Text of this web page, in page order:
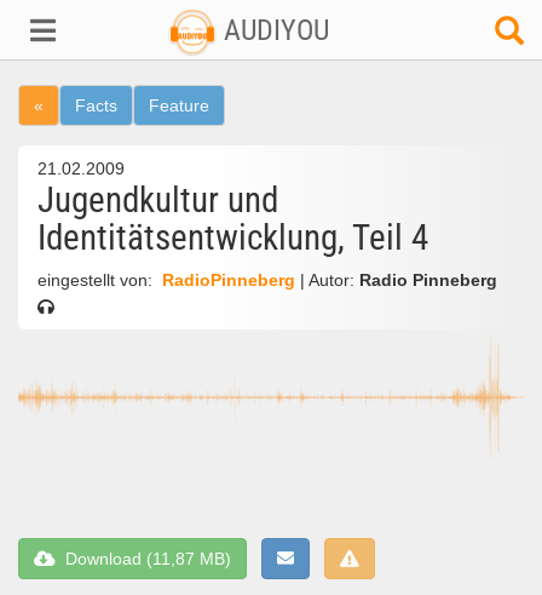
AUDIYOU
« Facts Feature
21.02.2009
Jugendkultur und
Identitätsentwicklung, Teil 4
eingestellt von: RadioPinneberg | Autor: Radio Pinneberg
Download (11,87 MB)